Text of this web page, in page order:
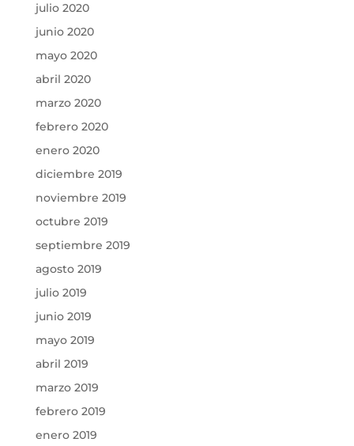
julio 2020
junio 2020
mayo 2020
abril 2020
marzo 2020
febrero 2020
enero 2020
diciembre 2019
noviembre 2019
octubre 2019
septiembre 2019
agosto 2019
julio 2019
junio 2019
mayo 2019
abril 2019
marzo 2019
febrero 2019
enero 2019